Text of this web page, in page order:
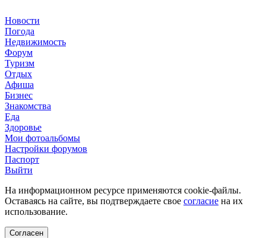
Новости
Погода
Недвижимость
Форум
Туризм
Отдых
Афиша
Бизнес
Знакомства
Еда
Здоровье
Мои фотоальбомы
Настройки форумов
Паспорт
Выйти
На информационном ресурсе применяются cookie-файлы.
Оставаясь на сайте, вы подтверждаете свое согласие на их
использование.
Согласен